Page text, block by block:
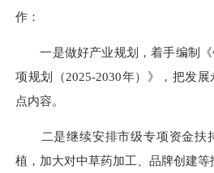
作：
一是做好产业规划，着手编制《
项规划（2025-2030年）》，把发
点内容。
二是继续安排市级专项资金扶
植，加大对中草药加工、品牌创建等